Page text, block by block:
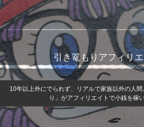
引き篭もりアフィリ
10年以上外にでられず、リアルで家族以外の人
り」がアフィリエイトで小銭を稼